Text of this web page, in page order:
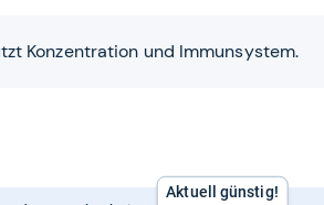
Konzentration und Immunsystem.
Aktuell günstig!